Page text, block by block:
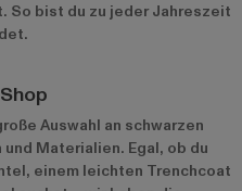
So bist du zu jeder Jahreszeit
Auswahl an schwarzen
Materialien. Egal, ob du
einem leichten Trenchcoat